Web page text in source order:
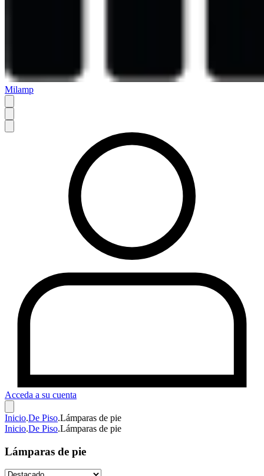
Milamp
Acceda a su cuenta
Inicio.De Piso.Lámparas de pie
Inicio.De Piso.Lámparas de pie
Lámparas de pie